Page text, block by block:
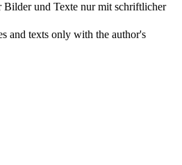
und Texte nur mit schriftlicher
and texts only with the author's